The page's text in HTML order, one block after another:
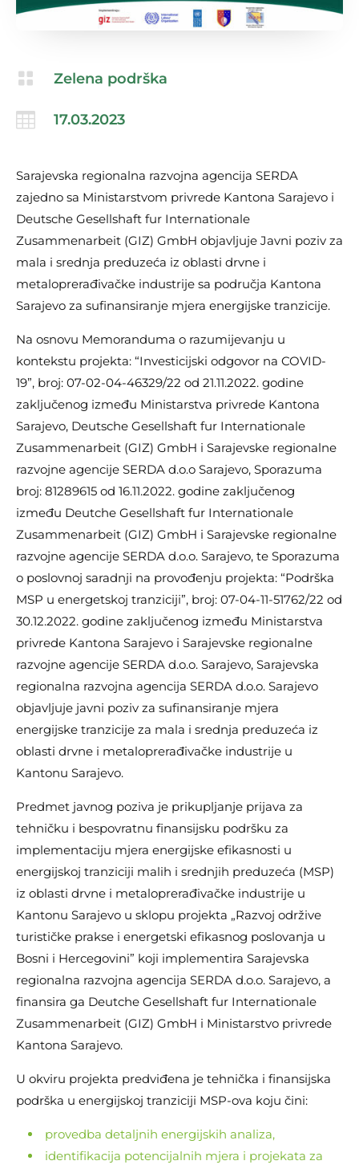
 Zelena podrška
 17.03.2023
Sarajevska regionalna razvojna agencija SERDA
zajedno sa Ministarstvom privrede Kantona Sarajevo i
Deutsche Gesellshaft fur Internationale
Zusammenarbeit (GIZ) GmbH objavljuje Javni poziv za
mala i srednja preduzeća iz oblasti drvne i
metaloprerađivačke industrije sa područja Kantona
Sarajevo za sufinansiranje mjera energijske tranzicije.
Na osnovu Memoranduma o razumijevanju u
kontekstu projekta: “Investicijski odgovor na COVID-
19”, broj: 07-02-04-46329/22 od 21.11.2022. godine
zaključenog između Ministarstva privrede Kantona
Sarajevo, Deutsche Gesellshaft fur Internationale
Zusammenarbeit (GIZ) GmbH i Sarajevske regionalne
razvojne agencije SERDA d.o.o Sarajevo, Sporazuma
broj: 81289615 od 16.11.2022. godine zaključenog
između Deutche Gesellshaft fur Internationale
Zusammenarbeit (GIZ) GmbH i Sarajevske regionalne
razvojne agencije SERDA d.o.o. Sarajevo, te Sporazuma
o poslovnoj saradnji na provođenju projekta: “Podrška
MSP u energetskoj tranziciji”, broj: 07-04-11-51762/22 od
30.12.2022. godine zaključenog između Ministarstva
privrede Kantona Sarajevo i Sarajevske regionalne
razvojne agencije SERDA d.o.o. Sarajevo, Sarajevska
regionalna razvojna agencija SERDA d.o.o. Sarajevo
objavljuje javni poziv za sufinansiranje mjera
energijske tranzicije za mala i srednja preduzeća iz
oblasti drvne i metaloprerađivačke industrije u
Kantonu Sarajevo.
Predmet javnog poziva je prikupljanje prijava za
tehničku i bespovratnu finansijsku podršku za
implementaciju mjera energijske efikasnosti u
energijskoj tranziciji malih i srednjih preduzeća (MSP)
iz oblasti drvne i metaloprerađivačke industrije u
Kantonu Sarajevo u sklopu projekta „Razvoj održive
turističke prakse i energetski efikasnog poslovanja u
Bosni i Hercegovini” koji implementira Sarajevska
regionalna razvojna agencija SERDA d.o.o. Sarajevo, a
finansira ga Deutche Gesellshaft fur Internationale
Zusammenarbeit (GIZ) GmbH i Ministarstvo privrede
Kantona Sarajevo.
U okviru projekta predviđena je tehnička i finansijska
podrška u energijskoj tranziciji MSP-ova koju čini:
provedba detaljnih energijskih analiza,
identifikacija potencijalnih mjera i projekata za